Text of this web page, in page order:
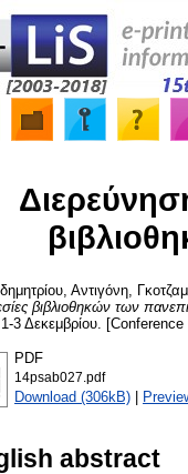
Αντιγόνη
βιβλιοθηκών των
3 Δεκεμβρίου. [Conference
PDF
14psab027.pdf
Download (306kB) |
abstract